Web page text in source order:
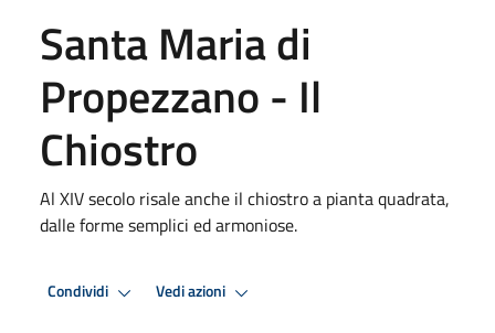
Santa Maria di
Propezzano - Il
Chiostro
Al XIV secolo risale anche il chiostro a pianta quadrata,
dalle forme semplici ed armoniose.
Condividi Vedi azioni